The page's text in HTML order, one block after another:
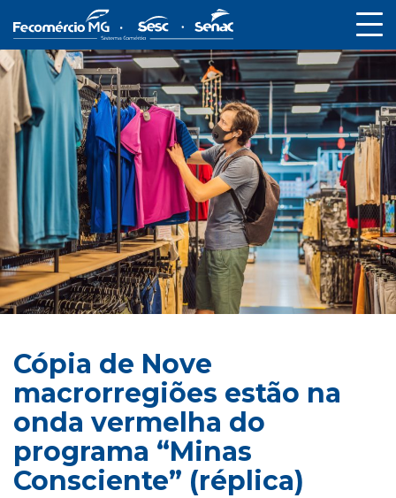
Cópia de Nove
macrorregiões estão na
onda vermelha do
programa “Minas
Consciente” (réplica)